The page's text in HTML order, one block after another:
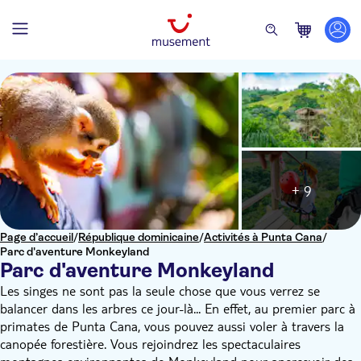
Page d’accueil/République dominicaine/Activités à Punta Cana/
Parc d'aventure Monkeyland
Parc d'aventure Monkeyland
+ 9
Les singes ne sont pas la seule chose que vous verrez se
balancer dans les arbres ce jour-là... En effet, au premier parc à
primates de Punta Cana, vous pouvez aussi voler à travers la
canopée forestière. Vous rejoindrez les spectaculaires